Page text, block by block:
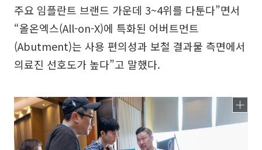
주요 임플란트 브랜드 가운데 3~4위를 다툰다”면서
“올온엑스(All-on-X)에 특화된 어버트먼트
(Abutment)는 사용 편의성과 보철 결과물 측면에서
의료진 선호도가 높다”고 말했다.